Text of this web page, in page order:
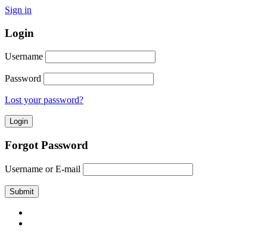
Sign in
Login
Username
Password
Lost your password?
Forgot Password
Username or E-mail